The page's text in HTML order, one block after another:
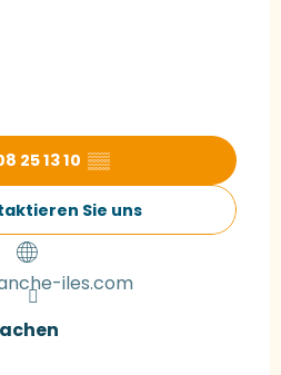
25 13 10 ▒▒
Sie uns
iles.com